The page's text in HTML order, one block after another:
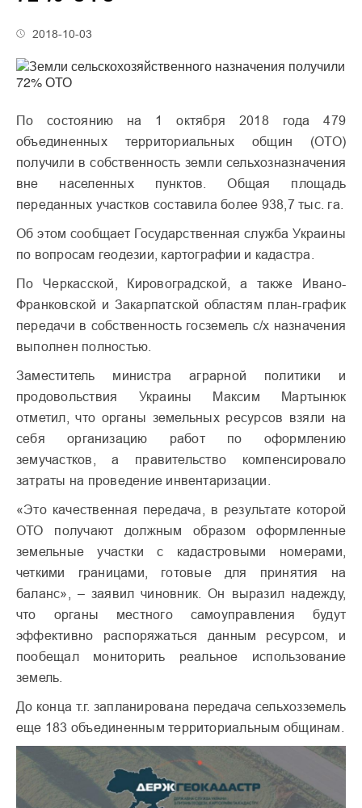
2018-10-03
По состоянию на 1 октября 2018 года 479
объединенных территориальных общин (ОТО)
получили в собственность земли сельхозназначения
вне населенных пунктов. Общая площадь
переданных участков составила более 938,7 тыс. га.
Об этом сообщает Государственная служба Украины
по вопросам геодезии, картографии и кадастра.
По Черкасской, Кировоградской, а также Ивано-
Франковской и Закарпатской областям план-график
передачи в собственность госземель с/х назначения
выполнен полностью.
Заместитель министра аграрной политики и
продовольствия Украины Максим Мартынюк
отметил, что органы земельных ресурсов взяли на
себя организацию работ по оформлению
земучастков, а правительство компенсировало
затраты на проведение инвентаризации.
«Это качественная передача, в результате которой
ОТО получают должным образом оформленные
земельные участки с кадастровыми номерами,
четкими границами, готовые для принятия на
баланс», – заявил чиновник. Он выразил надежду,
что органы местного самоуправления будут
эффективно распоряжаться данным ресурсом, и
пообещал мониторить реальное использование
земель.
До конца т.г. запланирована передача сельхозземель
еще 183 объединенным территориальным общинам.